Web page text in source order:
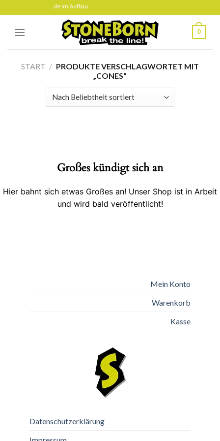
to
content
befindet sich gerade im Aufbau
0
START / PRODUKTE VERSCHLAGWORTET MIT
„CONES“
Großes kündigt sich an
Hier bahnt sich etwas Großes an! Unser Shop ist in Arbeit
und wird bald veröffentlicht!
Mein Konto
Warenkorb
Kasse
Datenschutzerklärung